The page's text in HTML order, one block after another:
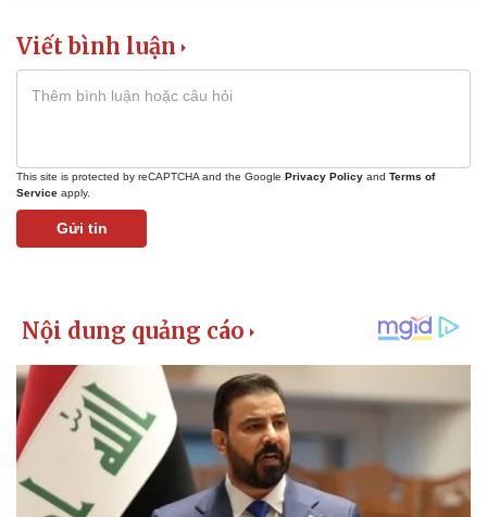
Viết bình luận
This site is protected by reCAPTCHA and the Google Privacy Policy and Terms of
Service apply.
Gửi tin